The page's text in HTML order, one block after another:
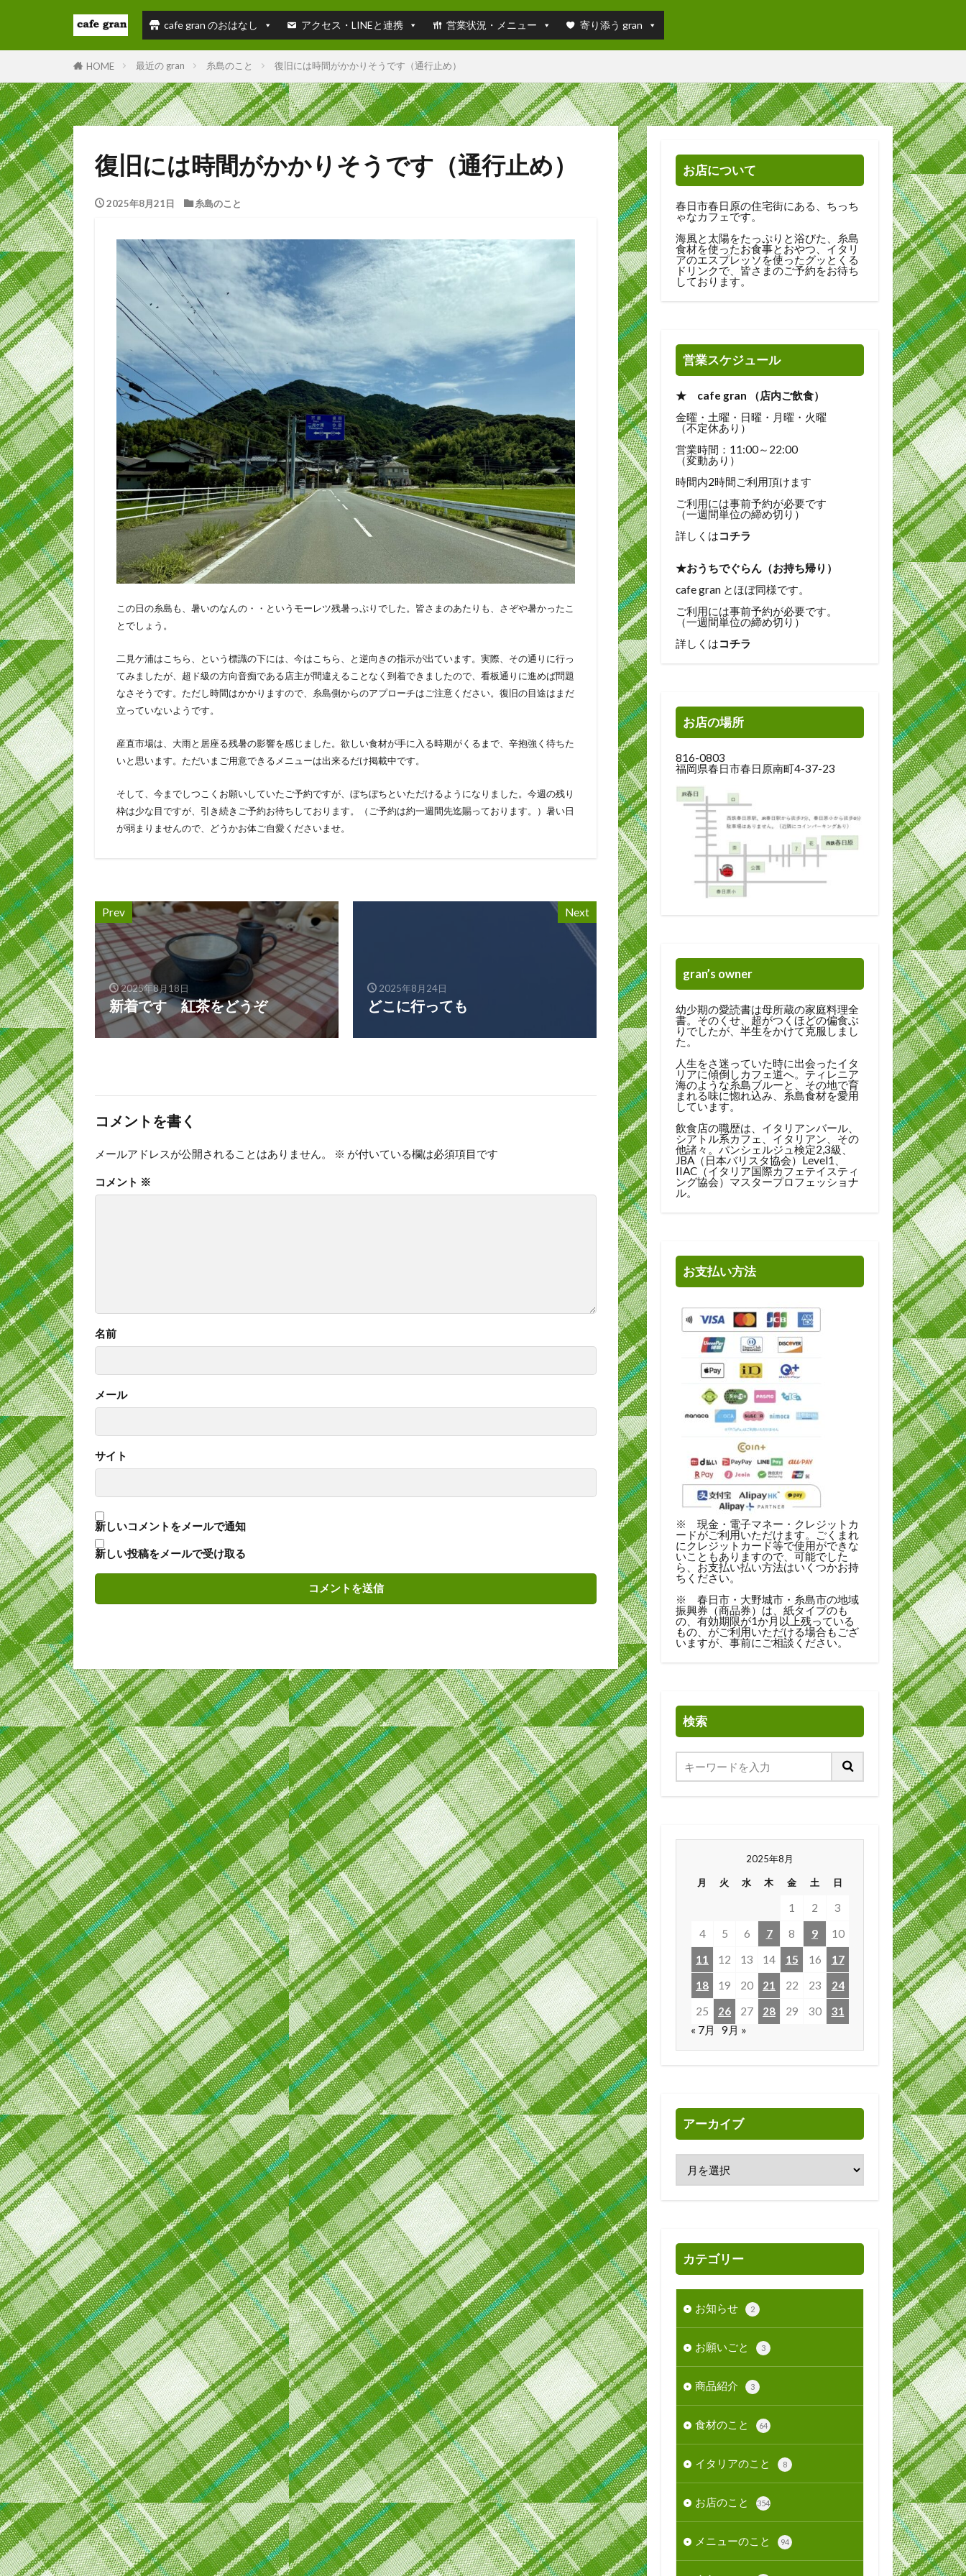
cafe gran のおはなし アクセス・LINEと連携 営業状況・メニュー 寄り添う gran
HOME 最近の gran 糸島のこと 復旧には時間がかかりそうです（通行止め）
復旧には時間がかかりそうです（通行止め）
2025年8月21日 糸島のこと
この日の糸島も、暑いのなんの・・というモーレツ残暑っぷりでした。皆さまのあたりも、さぞや暑かったこ
とでしょう。
二見ケ浦はこちら、という標識の下には、今はこちら、と逆向きの指示が出ています。実際、その通りに行っ
てみましたが、超ド級の方向音痴である店主が間違えることなく到着できましたので、看板通りに進めば問題
なさそうです。ただし時間はかかりますので、糸島側からのアプローチはご注意ください。復旧の目途はまだ
立っていないようです。
産直市場は、大雨と居座る残暑の影響を感じました。欲しい食材が手に入る時期がくるまで、辛抱強く待ちた
いと思います。ただいまご用意できるメニューは出来るだけ掲載中です。
そして、今までしつこくお願いしていたご予約ですが、ぼちぼちといただけるようになりました。今週の残り
枠は少な目ですが、引き続きご予約お待ちしております。（ご予約は約一週間先迄賜っております。）暑い日
が弱まりませんので、どうかお体ご自愛くださいませ。
Prev
2025年8月18日
新着です 紅茶をどうぞ
Next
2025年8月24日
どこに行っても
コメントを書く
メールアドレスが公開されることはありません。 ※ が付いている欄は必須項目です
コメント ※
名前
メール
サイト
新しいコメントをメールで通知
新しい投稿をメールで受け取る
お店について
春日市春日原の住宅街にある、ちっち
ゃなカフェです。
海風と太陽をたっぷりと浴びた、糸島
食材を使ったお食事とおやつ、イタリ
アのエスプレッソを使ったグッとくる
ドリンクで、皆さまのご予約をお待ち
しております。
営業スケジュール
★ cafe gran （店内ご飲食）
金曜・土曜・日曜・月曜・火曜
（不定休あり）
営業時間：11:00～22:00
（変動あり）
時間内2時間ご利用頂けます
ご利用には事前予約が必要です
（一週間単位の締め切り）
詳しくはコチラ
★おうちでぐらん（お持ち帰り）
cafe gran とほぼ同様です。
ご利用には事前予約が必要です。
（一週間単位の締め切り）
詳しくはコチラ
お店の場所
816-0803
福岡県春日市春日原南町4-37-23
gran’s owner
幼少期の愛読書は母所蔵の家庭料理全
書。そのくせ、超がつくほどの偏食ぶ
りでしたが、半生をかけて克服しまし
た。
人生をさ迷っていた時に出会ったイタ
リアに傾倒しカフェ道へ。ティレニア
海のような糸島ブルーと、その地で育
まれる味に惚れ込み、糸島食材を愛用
しています。
飲食店の職歴は、イタリアンバール、
シアトル系カフェ、イタリアン、その
他諸々。パンシェルジュ検定2,3級、
JBA（日本バリスタ協会）Level1、
IIAC（イタリア国際カフェテイスティ
ング協会）マスタープロフェッショナ
ル。
お支払い方法
※ 現金・電子マネー・クレジットカ
ードがご利用いただけます。ごくまれ
にクレジットカード等で使用ができな
いこともありますので、可能でした
ら、お支払い払い方法はいくつかお持
ちください。
※ 春日市・大野城市・糸島市の地域
振興券（商品券）は、紙タイプのも
の、有効期限が1か月以上残っている
もの、がご利用いただける場合もござ
いますが、事前にご相談ください。
検索
2025年8月
月 火 水 木 金 土 日
1 2
3
4
5 6 7 8 9
10
11
12 13 14 15 16
17
18
19 20 21 22 23
24
25
26 27 28 29 30
31
« 7月
9月 »
アーカイブ
カテゴリー
お知らせ 2
お願いごと 3
商品紹介 3
食材のこと 64
イタリアのこと 8
お店のこと 354
メニューのこと 94